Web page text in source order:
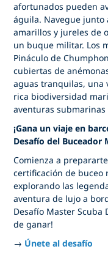
afortunados pueden
águila. Navegue junto
amarillos y jureles de
un buque militar. Los
Pináculo de
cubiertas de
aguas tranquilas, una
rica biodiversidad
aventuras
¡Gana un viaje en
Desafío del Buceador
Comienza a
certificación de buceo
explorando las
aventura de lujo a
Desafío Master
de ganar!
→ Únete al desafío